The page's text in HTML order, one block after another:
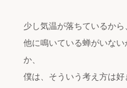
少し気温が落ちているから
他に鳴いている蝉がいな
か、
僕は、そういう考え方は好